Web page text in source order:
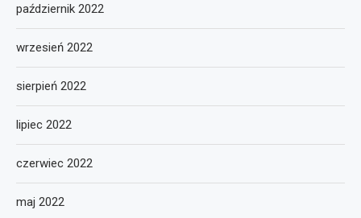
październik 2022
wrzesień 2022
sierpień 2022
lipiec 2022
czerwiec 2022
maj 2022